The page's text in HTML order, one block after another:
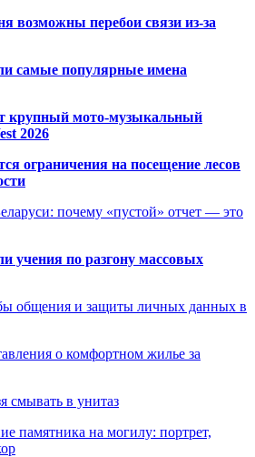
возможны перебои связи из-за
самые популярные имена
крупный мото-музыкальный
2026
ограничения на посещение лесов
почему «пустой» отчет — это
учения по разгону массовых
общения и защиты личных данных в
о комфортном жилье за
смывать в унитаз
памятника на могилу: портрет,